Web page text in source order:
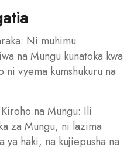
Ni muhimu
na Mungu kunatoka kwa
ni vyema kumshukuru na
na Mungu: Ili
za Mungu, ni lazima
ya haki, na kujiepusha na